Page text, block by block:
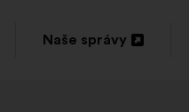
Naše správy